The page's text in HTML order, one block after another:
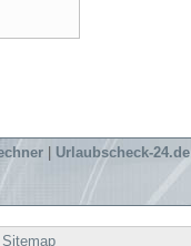
Urlaubscheck-24.de
Sitemap